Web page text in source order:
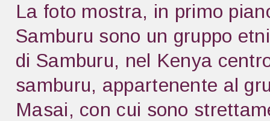
La foto mostra, in primo
Samburu sono un gruppo
di Samburu, nel Kenya
samburu, appartenente al
Masai, con cui sono